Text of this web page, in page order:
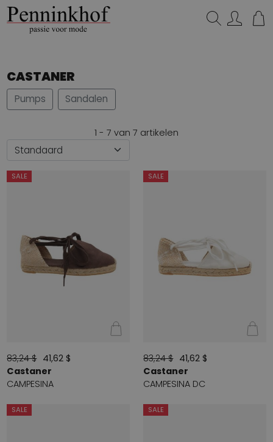
CASTANER
Pumps Sandalen
1 - 7 van 7 artikelen
SALE
83,24 $ 41,62 $
Castaner
CAMPESINA
SALE
83,24 $ 41,62 $
Castaner
CAMPESINA DC
SALE SALE